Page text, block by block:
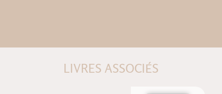
LIVRES ASSOCIÉS